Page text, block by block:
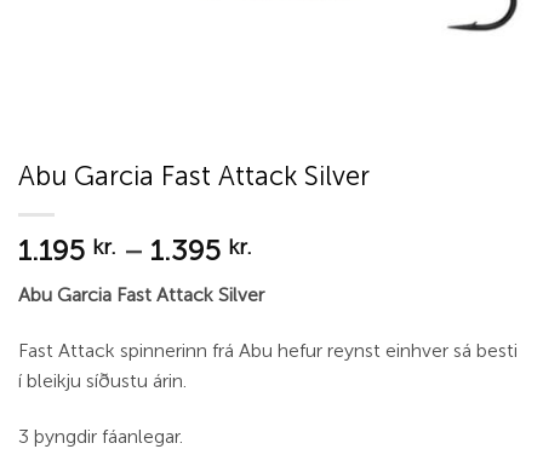
Abu Garcia Fast Attack Silver
1.195 kr. – 1.395 kr.
1.195 kr.
through
1.395 kr.
Abu Garcia Fast Attack Silver
Fast Attack spinnerinn frá Abu hefur reynst einhver sá besti
í bleikju síðustu árin.
3 þyngdir fáanlegar.